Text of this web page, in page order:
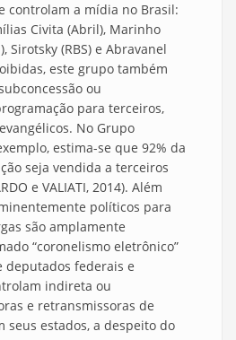
controlam a mídia no Brasil:
Civita (Abril), Marinho
Sirotsky (RBS) e Abravanel
este grupo também
ou
para terceiros,
No Grupo
estima-se que 92% da
seja vendida a terceiros
e VALIATI, 2014). Além
políticos para
são amplamente
“coronelismo eletrônico”
deputados federais e
indireta ou
e retransmissoras de
seus estados, a despeito do